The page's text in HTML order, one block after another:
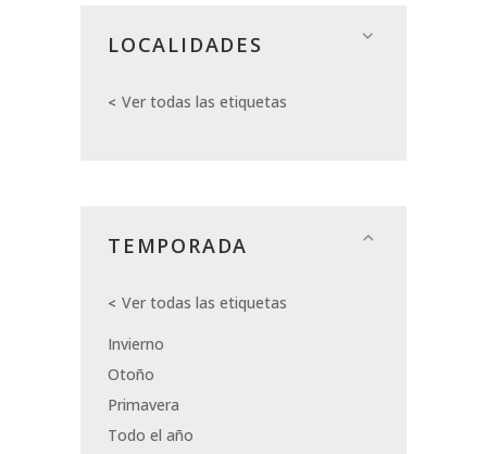
LOCALIDADES
Ver todas las etiquetas
TEMPORADA
Ver todas las etiquetas
Invierno
Otoño
Primavera
Todo el año